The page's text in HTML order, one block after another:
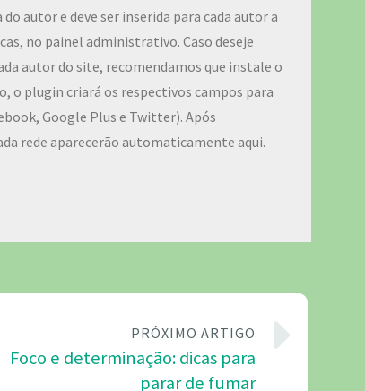
autor e deve ser inserida para cada autor a
no painel administrativo. Caso deseje
autor do site, recomendamos que instale o
o plugin criará os respectivos campos para
Google Plus e Twitter). Após
rede aparecerão automaticamente aqui.
PRÓXIMO ARTIGO
Foco e determinação: dicas para
parar de fumar